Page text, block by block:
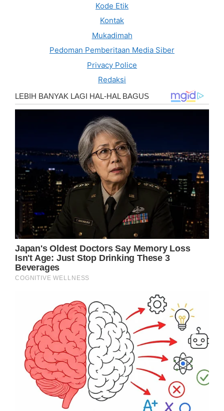
Kode Etik
Kontak
Mukadimah
Pedoman Pemberitaan Media Siber
Privacy Police
Redaksi